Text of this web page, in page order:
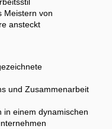
Meistern von
ansteckt
und Zusammenarbeit
in einem dynamischen